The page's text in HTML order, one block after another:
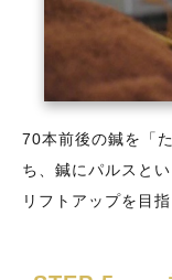
70本前後の鍼を「
ち、鍼にパルスと
リフトアップを目指